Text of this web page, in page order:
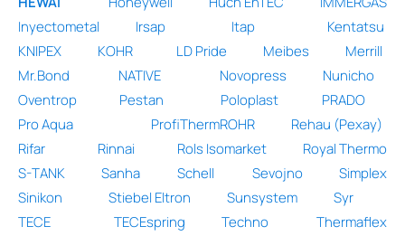
Inyectometal
Irsap Itap
Kentatsu
KNIPEX
KOHR LD Pride Meibes
Merrill
Mr.Bond
NATIVE Novopress
Nunicho
Oventrop
Pestan Poloplast
PRADO
Pro Aqua
ProfiThermROHR
Rehau (Рехау)
Rifar
Rinnai Rols Isomarket
Royal Thermo
S-TANK
Sanha Schell Sevojno
Simplex
Sinikon
Stiebel Eltron Sunsystem
Syr
TECE
TECEspring Techno
Thermaflex